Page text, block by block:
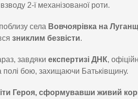
2-ї механізованої роти.
села Вовчоярівка на
зниклим безвісти.
завдяки експертизі ДНК,
полі бою, захищаючи Батьківщину.
Героя, сформувавши живий